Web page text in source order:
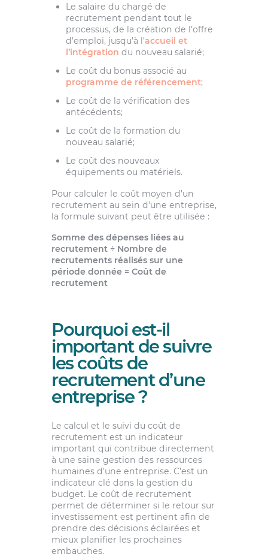
Le salaire du chargé de
recrutement pendant tout le
processus, de la création de l’offre
d’emploi, jusqu’à l’accueil et
l’intégration du nouveau salarié;
Le coût du bonus associé au
programme de référencement;
Le coût de la vérification des
antécédents;
Le coût de la formation du
nouveau salarié;
Le coût des nouveaux
équipements ou matériels.
Pour calculer le coût moyen d’un
recrutement au sein d’une entreprise,
la formule suivant peut être utilisée :
Somme des dépenses liées au
recrutement ÷ Nombre de
recrutements réalisés sur une
période donnée = Coût de
recrutement
Pourquoi est-il
important de suivre
les coûts de
recrutement d’une
entreprise ?
Le calcul et le suivi du coût de
recrutement est un indicateur
important qui contribue directement
à une saine gestion des ressources
humaines d’une entreprise. C’est un
indicateur clé dans la gestion du
budget. Le coût de recrutement
permet de déterminer si le retour sur
investissement est pertinent afin de
prendre des décisions éclairées et
mieux planifier les prochaines
embauches.